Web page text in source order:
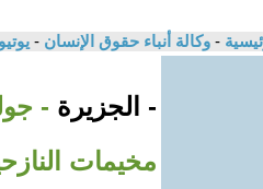
- وكالة أنباء حقوق الإنسان -
- الجزيرة -
مخيمات